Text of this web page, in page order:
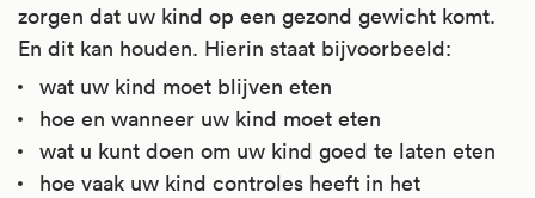
zorgen dat uw kind op een gezond gewicht komt.
En dit kan houden. Hierin staat bijvoorbeeld:
wat uw kind moet blijven eten
hoe en wanneer uw kind moet eten
wat u kunt doen om uw kind goed te laten eten
hoe vaak uw kind controles heeft in het